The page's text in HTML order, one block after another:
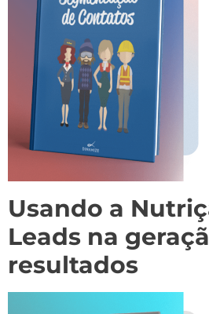
Usando a
Leads na
resultados